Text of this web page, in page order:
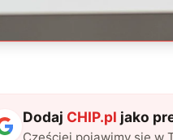
Dodaj CHIP.pl jako